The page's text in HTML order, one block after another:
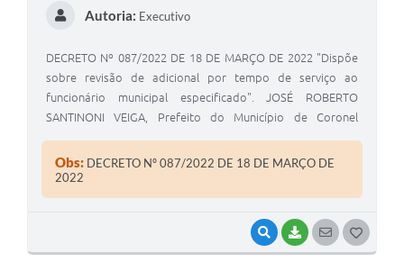
VISUALIZAR
BAIXARSEGUIR
Autoria: Executivo
DECRETO Nº 087/2022 DE 18 DE MARÇO DE 2022 "Dispõe
sobre revisão de adicional por tempo de serviço ao
funcionário municipal especificado". JOSÉ ROBERTO
SANTINONI VEIGA, Prefeito do Município de Coronel
legais de seu cargo.
Obs: DECRETO Nº 087/2022 DE 18 DE MARÇO DE
2022